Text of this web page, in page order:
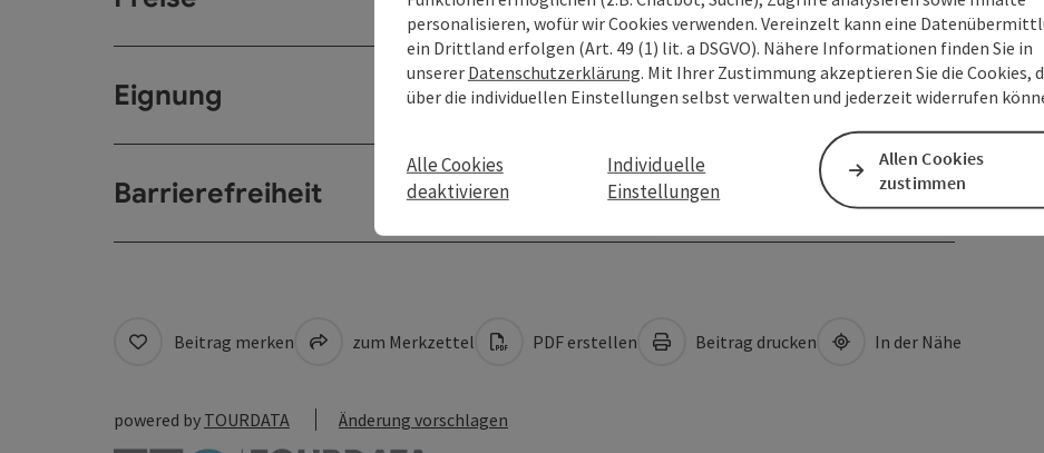
Eignung
Barrierefreiheit
Beitrag merken zum Merkzettel PDF erstellen Beitrag drucken In der Nähe
powered by TOURDATA Änderung vorschlagen
personalisieren, wofür wir Cookies verwenden. Vereinzelt kann eine
ein Drittland erfolgen (Art. 49 (1) lit. a DSGVO). Nähere Informationen finden Sie in
unserer Datenschutzerklärung. Mit Ihrer Zustimmung akzeptieren Sie die Cookies,
über die individuellen Einstellungen selbst verwalten und jederzeit widerrufen
Alle Cookies
deaktivieren
Individuelle
Einstellungen
Allen Cookies
zustimmen